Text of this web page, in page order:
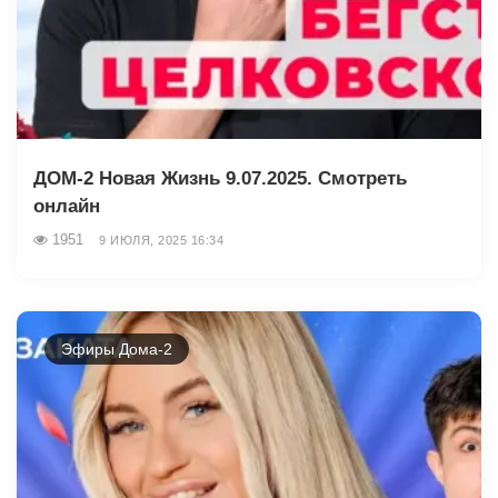
ДОМ-2 Новая Жизнь 9.07.2025. Смотреть
онлайн
1951 9 ИЮЛЯ, 2025 16:34
Эфиры Дома-2